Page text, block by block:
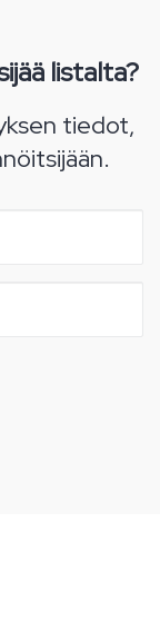
listalta?
tiedot,